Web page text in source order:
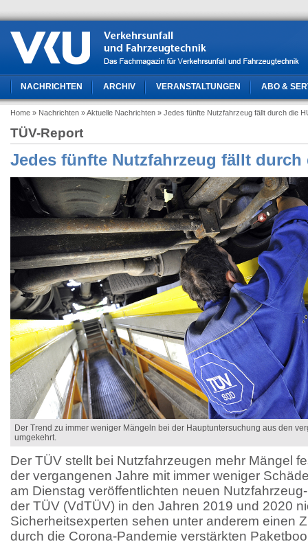
NACHRICHTEN ARCHIV VERANSTALTUNGEN ABO &
Home » Nachrichten » Aktuelle Nachrichten » Jedes fünfte Nutzfahrzeug fällt durch die
TÜV-Report
Jedes fünfte Nutzfahrzeug fällt durch
Der Trend zu immer weniger Mängeln bei der Hauptuntersuchung aus den
umgekehrt.
Der TÜV stellt bei Nutzfahrzeugen mehr Mängel
der vergangenen Jahre mit immer weniger
am Dienstag veröffentlichten neuen
der TÜV (VdTÜV) in den Jahren 2019 und 2020
Sicherheitsexperten sehen unter anderem einen
durch die Corona-Pandemie verstärkten